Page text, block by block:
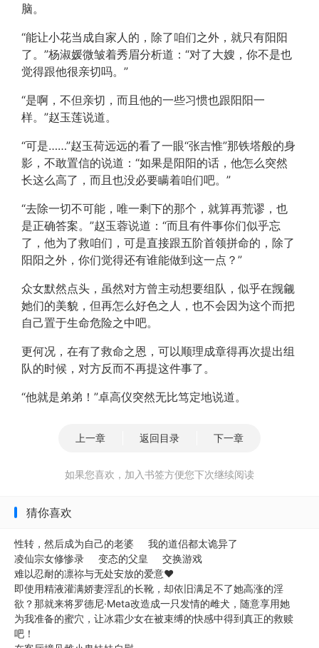
脑。
“能让小花当成自家人的，除了咱们之外，就只有阳阳
了。”杨淑媛微皱着秀眉分析道：“对了大嫂，你不是也
觉得跟他很亲切吗。”
“是啊，不但亲切，而且他的一些习惯也跟阳阳一
样。”赵玉莲说道。
“可是……”赵玉荷远远的看了一眼“张吉惟”那铁塔般的身
影，不敢置信的说道：“如果是阳阳的话，他怎么突然
长这么高了，而且也没必要瞒着咱们吧。”
“去除一切不可能，唯一剩下的那个，就算再荒谬，也
是正确答案。”赵玉蓉说道：“而且有件事你们似乎忘
了，他为了救咱们，可是直接跟五阶首领拼命的，除了
阳阳之外，你们觉得还有谁能做到这一点？”
众女默然点头，虽然对方曾主动想要组队，似乎在觊觎
她们的美貌，但再怎么好色之人，也不会因为这个而把
自己置于生命危险之中吧。
更何况，在有了救命之恩，可以顺理成章得再次提出组
队的时候，对方反而不再提这件事了。
“他就是弟弟！”卓高仪突然无比笃定地说道。
上一章 返回目录 下一章
如果您喜欢，加入书签方便您下次继续阅读
猜你喜欢
性转，然后成为自己的老婆
我的道侣都太诡异了
凌仙宗女修惨录
变态的父皇
交换游戏
难以忍耐的凛祢与无处安放的爱意❤️
即使用精液灌满娇妻淫乱的长靴，却依旧满足不了她高涨的淫
欲？那就来将罗德尼·Meta改造成一只发情的雌犬，随意享用她
为我准备的蜜穴，让冰霜少女在被束缚的快感中得到真正的救赎
吧！